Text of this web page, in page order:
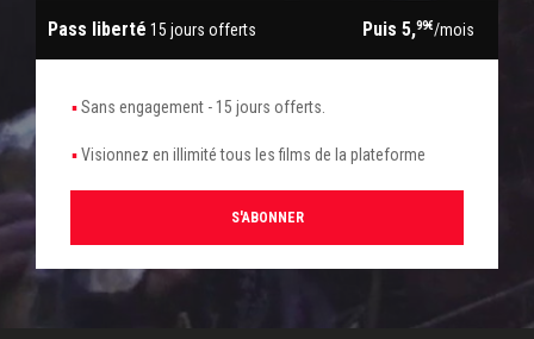
Pass liberté 15 jours offerts Puis 5,99€/mois
Sans engagement - 15 jours offerts.
Visionnez en illimité tous les films de la plateforme
S'ABONNER